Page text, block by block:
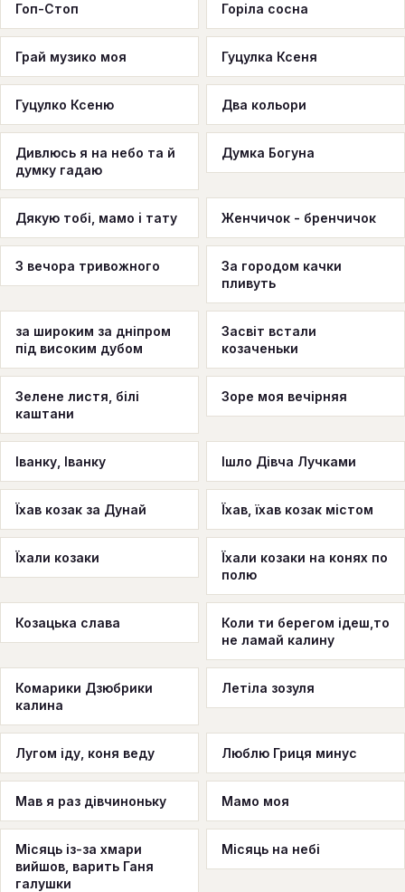
Гоп-Стоп Горіла сосна
Грай музико моя Гуцулка Ксеня
Гуцулко Ксеню Два кольори
Дивлюсь я на небо та й
думку гадаю
Думка Богуна
Дякую тобі, мамо i тату Женчичок - бренчичок
З вечора тривожного
За городом качки
пливуть
за широким за дніпром
під високим дубом
Засвіт встали
козаченьки
Зелене листя, білі
каштани
Зоре моя вечірняя
Іванку, Іванку Ішло Дівча Лучками
Їхав козак за Дунай Їхав, їхав козак містом
Їхали козаки
Їхали козаки на конях по
полю
Козацька слава
Коли ти берегом ідеш,то
не ламай калину
Комарики Дзюбрики
калина
Летіла зозуля
Лугом іду, коня веду Люблю Гриця минус
Мав я раз дівчиноньку Мамо моя
Місяць із-за хмари
вийшов, варить Ганя
галушки
Місяць на небі